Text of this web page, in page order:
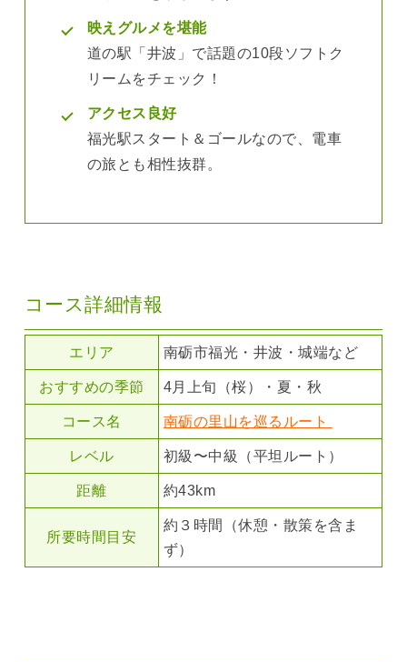
映えグルメを堪能
道の駅「井波」で話題の10段ソフトク
リームをチェック！
アクセス良好
福光駅スタート＆ゴールなので、電車
の旅とも相性抜群。
コース詳細情報
エリア 南砺市福光・井波・城端など
おすすめの季節 4月上旬（桜）・夏・秋
コース名 南砺の里山を巡るルート
レベル 初級〜中級（平坦ルート）
距離 約43km
所要時間目安
約３時間（休憩・散策を含ま
ず）